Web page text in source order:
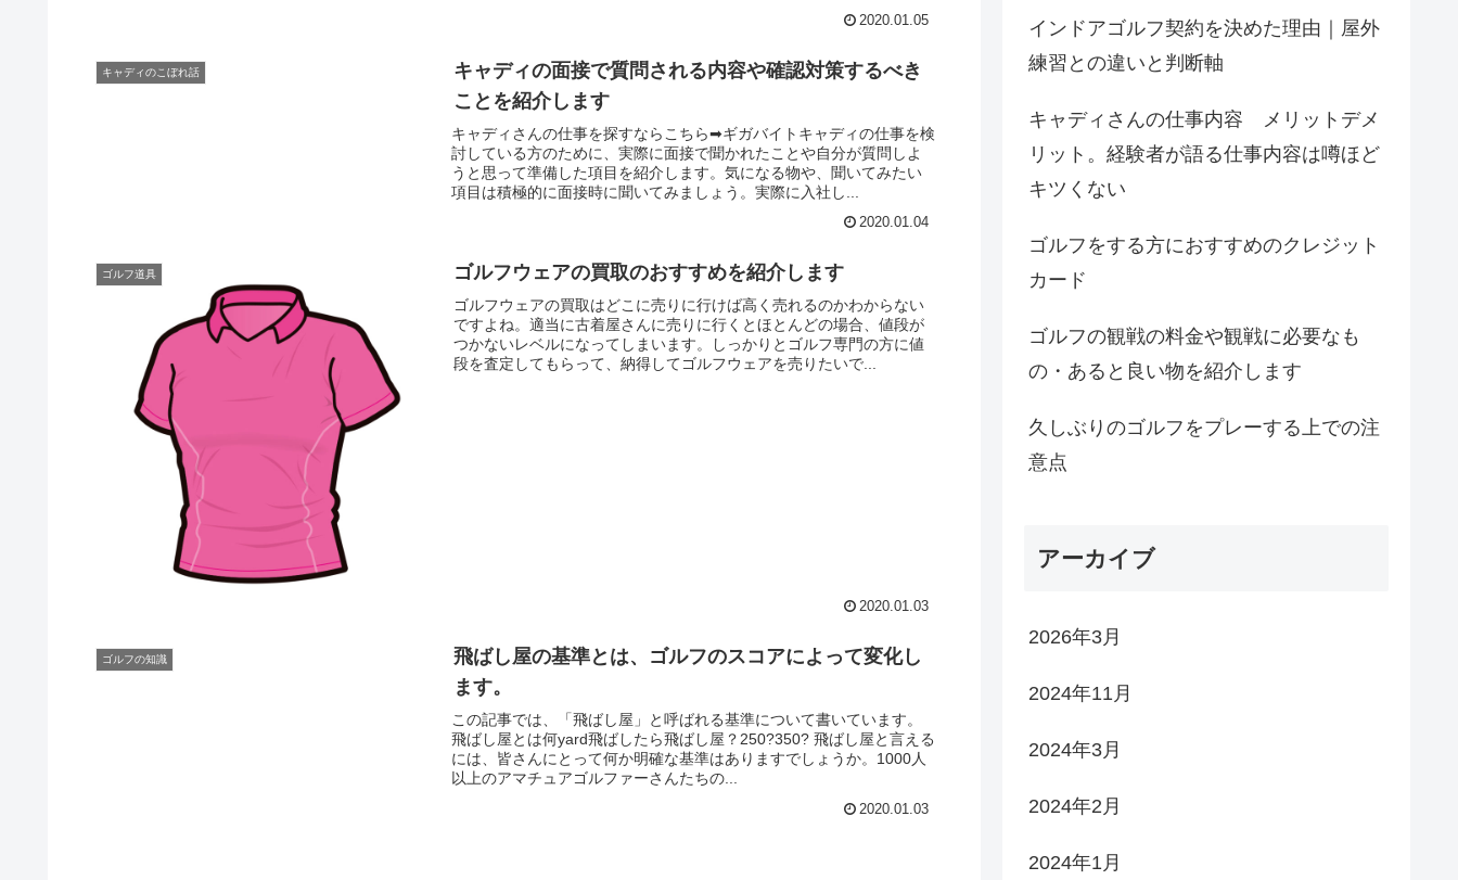
2020.01.05
キャディのこぼれ話
キャディの面接で質問される内容や確認対策するべき
ことを紹介します
キャディさんの仕事を探すならこちら➡ギガバイトキャディの仕事を検
討している方のために、実際に面接で聞かれたことや自分が質問しよ
うと思って準備した項目を紹介します。気になる物や、聞いてみたい
項目は積極的に面接時に聞いてみましょう。実際に入社し...
2020.01.04
ゴルフ道具 ゴルフウェアの買取のおすすめを紹介します
ゴルフウェアの買取はどこに売りに行けば高く売れるのかわからない
ですよね。適当に古着屋さんに売りに行くとほとんどの場合、値段が
つかないレベルになってしまいます。しっかりとゴルフ専門の方に値
段を査定してもらって、納得してゴルフウェアを売りたいで...
2020.01.03
ゴルフの知識
飛ばし屋の基準とは、ゴルフのスコアによって変化し
ます。
この記事では、「飛ばし屋」と呼ばれる基準について書いています。
飛ばし屋とは何yard飛ばしたら飛ばし屋？250?350? 飛ばし屋と言える
には、皆さんにとって何か明確な基準はありますでしょうか。1000人
以上のアマチュアゴルファーさんたちの...
2020.01.03
インドアゴルフ契約を決めた理由｜屋外
練習との違いと判断軸
キャディさんの仕事内容 メリットデメ
リット。経験者が語る仕事内容は噂ほど
キツくない
ゴルフをする方におすすめのクレジット
カード
ゴルフの観戦の料金や観戦に必要なも
の・あると良い物を紹介します
久しぶりのゴルフをプレーする上での注
意点
アーカイブ
2026年3月
2024年11月
2024年3月
2024年2月
2024年1月